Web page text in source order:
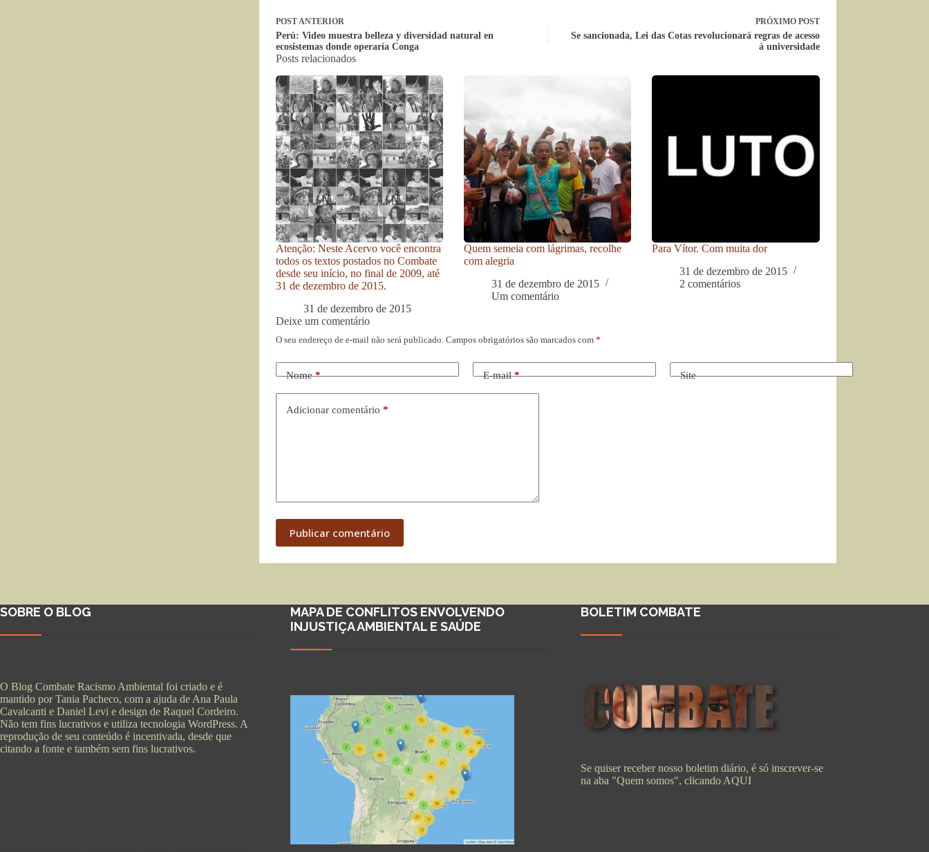
POSTANTERIOR
Perú: Video muestra belleza y diversidad natural en
ecosistemas donde operaría Conga
PRÓXIMO POST
Se sancionada, Lei das Cotas revolucionará regras de acesso
à universidade
Posts relacionados
Atenção: Neste Acervo você encontra
todos os textos postados no Combate
desde seu início, no final de 2009, até
31 de dezembro de 2015.
31 de dezembro de 2015
Quem semeia com lágrimas, recolhe
com alegria
31 de dezembro de 2015
Um comentário
Para Vítor. Com muita dor
31 de dezembro de 2015
2 comentários
Deixe um comentário
O seu endereço de e-mail não será publicado. Campos obrigatórios são marcados com *
Nome* E-mail* Site
Adicionar comentário *
Publicar comentário
SOBRE O BLOG
O Blog Combate Racismo Ambiental foi criado e é
mantido por Tania Pacheco, com a ajuda de Ana Paula
Cavalcanti e Daniel Levi e design de Raquel Cordeiro.
Não tem fins lucrativos e utiliza tecnologia WordPress. A
reprodução de seu conteúdo é incentivada, desde que
citando a fonte e também sem fins lucrativos.
MAPA DE CONFLITOS ENVOLVENDO
INJUSTIÇA AMBIENTAL E SAÚDE
BOLETIM COMBATE
Se quiser receber nosso boletim diário, é só inscrever-se
na aba "Quem somos", clicando AQUI